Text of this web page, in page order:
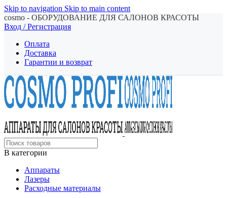
Skip to navigation Skip to main content
cosmo - ОБОРУДОВАНИЕ ДЛЯ САЛОНОВ КРАСОТЫ
Вход / Регистрация
Оплата
Доставка
Гарантии и возврат
В категории
Аппараты
Лазеры
Расходные материалы